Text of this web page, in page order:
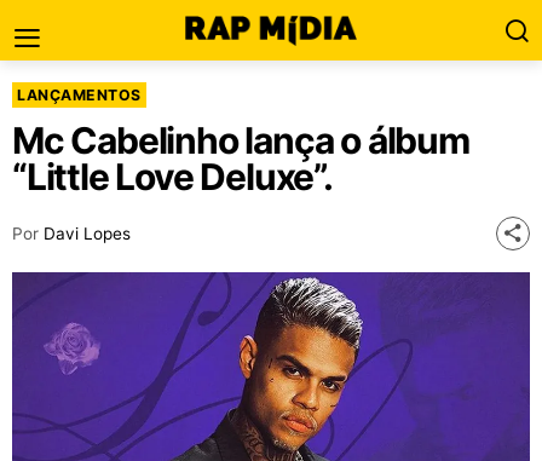
LANÇAMENTOS
Mc Cabelinho lança o álbum
“Little Love Deluxe”.
Por Davi Lopes